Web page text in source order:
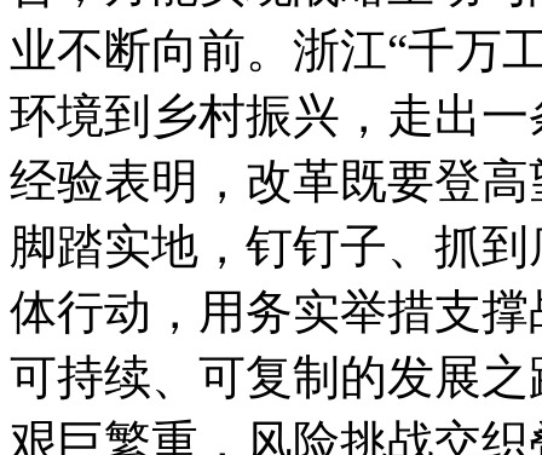
业不断向前。浙江“千万
环境到乡村振兴，走出
经验表明，改革既要登
脚踏实地，钉钉子、抓
体行动，用务实举措支
可持续、可复制的发展
艰巨繁重，风险挑战交